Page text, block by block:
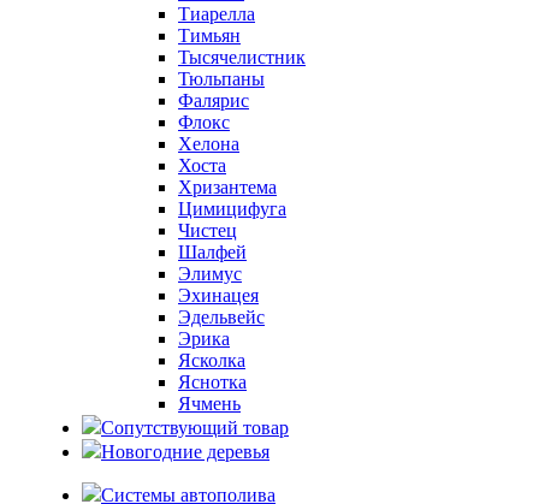
Тиарелла
Тимьян
Тысячелистник
Тюльпаны
Фалярис
Флокс
Хелона
Хоста
Хризантема
Цимицифуга
Чистец
Шалфей
Элимус
Эхинацея
Эдельвейс
Эрика
Ясколка
Яснотка
Ячмень
Сопутствующий товар
Новогодние деревья
Системы автополива